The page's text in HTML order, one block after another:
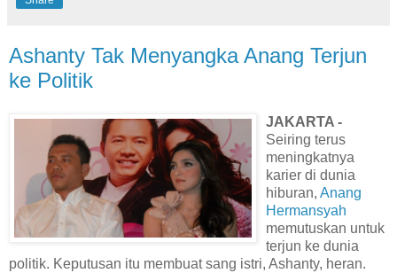
Ashanty Tak Menyangka Anang Terjun
ke Politik
JAKARTA -
Seiring terus
meningkatnya
karier di dunia
hiburan, Anang
Hermansyah
memutuskan untuk
terjun ke dunia
politik. Keputusan itu membuat sang istri, Ashanty, heran.